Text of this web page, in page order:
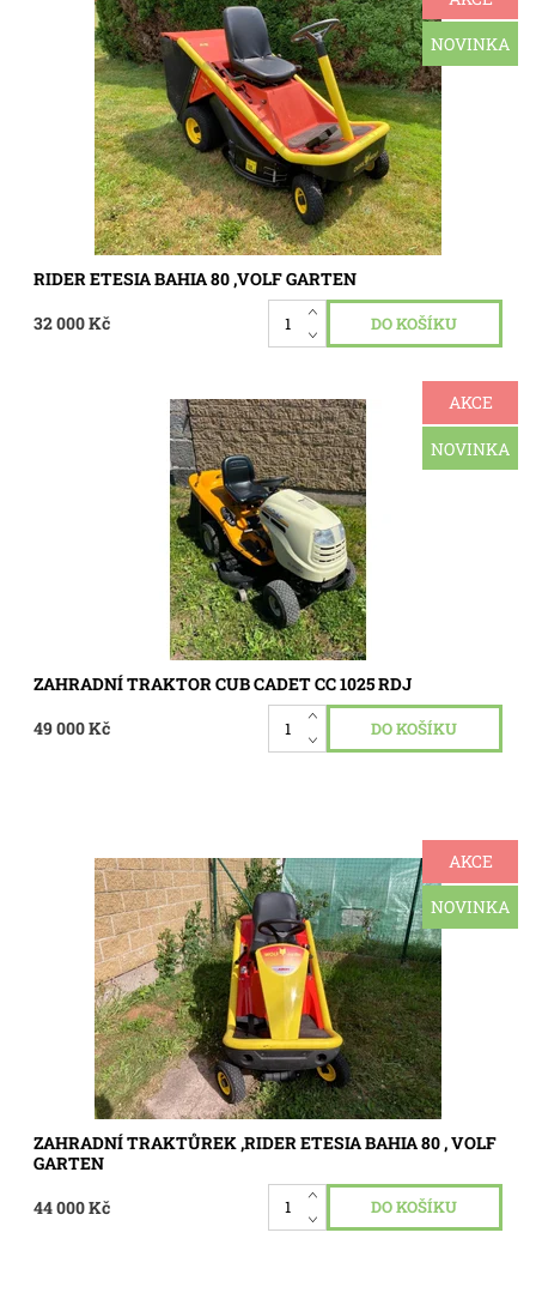
NOVINKA
Briggs&Straton 13,5 Hp, pojezd hydro plynulý rozjezd, sečení
záběr 80 cm, koš o objemu 240 L . Traktůrek je plně
funkční,...
Dostupnost:
Skladem 1 ks
3367
RIDER ETESIA BAHIA 80 ,VOLF GARTEN
32 000 Kč
AKCE
NOVINKA
Velký robustní zahradní traktor Cub Cadet CC 1025 RDJ,
motor tlakově mazaný dvouválec Kawasaki 25 Hp, pojezd
hydrostatická převodovka, sečení tři nože 122 cm,
Skladem 1 ks
3355
ZAHRADNÍ TRAKTOR CUB CADET CC 1025 RDJ
49 000 Kč
AKCE
NOVINKA
Zahradní traktor, rider Volf Garten, Etesia Bahia 80, motor
Briggs&Straton 15,5 Hp, pojezd hydrostatická převodovka,
sečení záběr 80 cm, koš o objemu 240 litrů. Traktůrek je...
Dostupnost:
Skladem 1 ks
3352
ZAHRADNÍ TRAKTŮREK ,RIDER ETESIA BAHIA 80 , VOLF
GARTEN
44 000 Kč